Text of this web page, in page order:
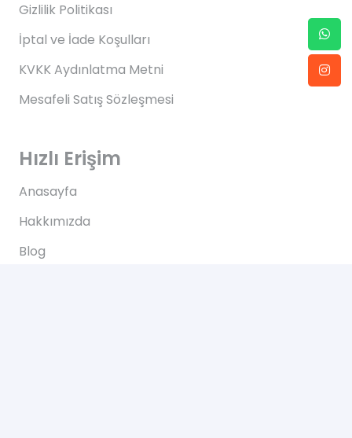
Gizlilik Politikası
İptal ve İade Koşulları
KVKK Aydınlatma Metni
Mesafeli Satış Sözleşmesi
Hızlı Erişim
Anasayfa
Hakkımızda
Blog